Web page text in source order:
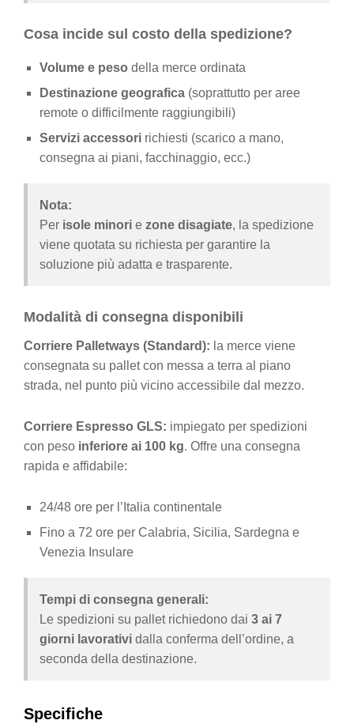
Cosa incide sul costo della spedizione?
Volume e peso della merce ordinata
Destinazione geografica (soprattutto per aree
remote o difficilmente raggiungibili)
Servizi accessori richiesti (scarico a mano,
consegna ai piani, facchinaggio, ecc.)
Nota:
Per isole minori e zone disagiate, la spedizione
viene quotata su richiesta per garantire la
soluzione più adatta e trasparente.
Modalità di consegna disponibili
Corriere Palletways (Standard): la merce viene
consegnata su pallet con messa a terra al piano
strada, nel punto più vicino accessibile dal mezzo.
Corriere Espresso GLS: impiegato per spedizioni
con peso inferiore ai 100 kg. Offre una consegna
rapida e affidabile:
24/48 ore per l’Italia continentale
Fino a 72 ore per Calabria, Sicilia, Sardegna e
Venezia Insulare
Tempi di consegna generali:
Le spedizioni su pallet richiedono dai 3 ai 7
giorni lavorativi dalla conferma dell’ordine, a
seconda della destinazione.
Specifiche